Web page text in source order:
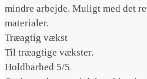
mindre arbejde. Muligt med det
materialer.
Træagtig vækst
Til træagtige vækster.
Holdbarhed 5/5